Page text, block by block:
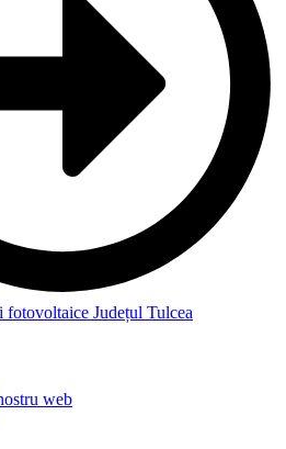
fotovoltaice Județul Tulcea
web